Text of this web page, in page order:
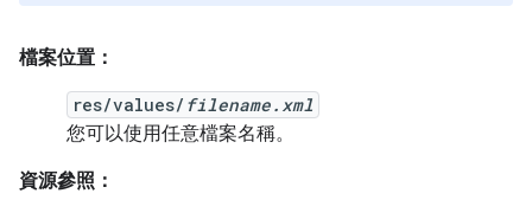
檔案位置：
res/values/ filename.xml
您可以使用任意檔案名稱。
資源參照：